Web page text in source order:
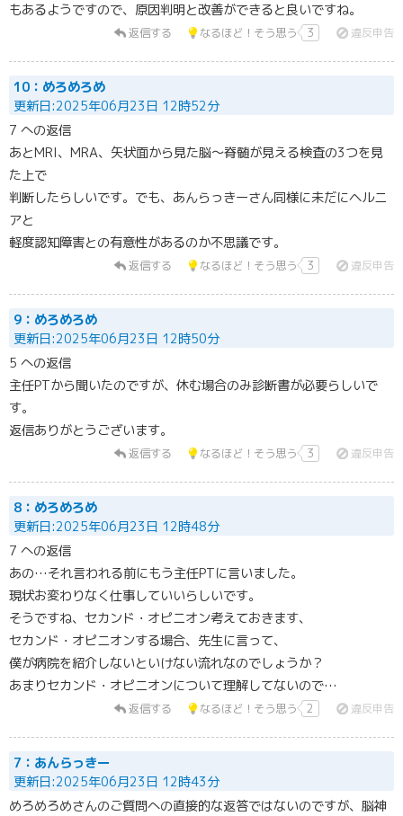
もあるようですので、原因判明と改善ができると良いですね。
返信する なるほど！そう思う 3 違反申告
10：めろめろめ
更新日:2025年06月23日 12時52分
7 への返信
あとMRI、MRA、矢状面から見た脳～脊髄が見える検査の3つを見
た上で
判断したらしいです。でも、あんらっきーさん同様に未だにヘルニ
アと
軽度認知障害との有意性があるのか不思議です。
返信する なるほど！そう思う 3 違反申告
9：めろめろめ
更新日:2025年06月23日 12時50分
5 への返信
主任PTから聞いたのですが、休む場合のみ診断書が必要らしいで
す。
返信ありがとうございます。
返信する なるほど！そう思う 3 違反申告
8：めろめろめ
更新日:2025年06月23日 12時48分
7 への返信
あの…それ言われる前にもう主任PTに言いました。
現状お変わりなく仕事していいらしいです。
そうですね、セカンド・オピニオン考えておきます、
セカンド・オピニオンする場合、先生に言って、
僕が病院を紹介しないといけない流れなのでしょうか？
あまりセカンド・オピニオンについて理解してないので…
返信する なるほど！そう思う 2 違反申告
7：あんらっきー
更新日:2025年06月23日 12時43分
めろめろめさんのご質問への直接的な返答ではないのですが、脳神